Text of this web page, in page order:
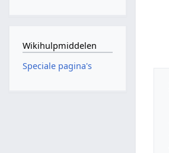
Wikihulpmiddelen
Speciale pagina's